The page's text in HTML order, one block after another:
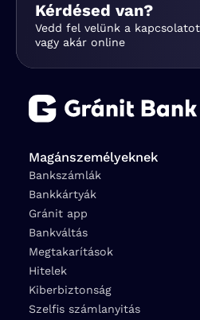
Kérdésed van?
Vedd fel velünk a
vagy akár online
Magánszemélyeknek
Bankszámlák
Bankkártyák
Gránit app
Bankváltás
Megtakarítások
Hitelek
Kiberbiztonság
Szelfis számlanyitás